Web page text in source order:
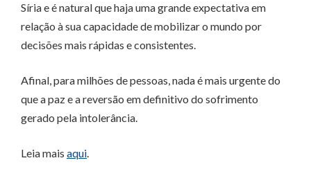
Síria e é natural que haja uma grande expectativa em
relação à sua capacidade de mobilizar o mundo por
decisões mais rápidas e consistentes.
Afinal, para milhões de pessoas, nada é mais urgente do
que a paz e a reversão em definitivo do sofrimento
gerado pela intolerância.
Leia mais aqui.